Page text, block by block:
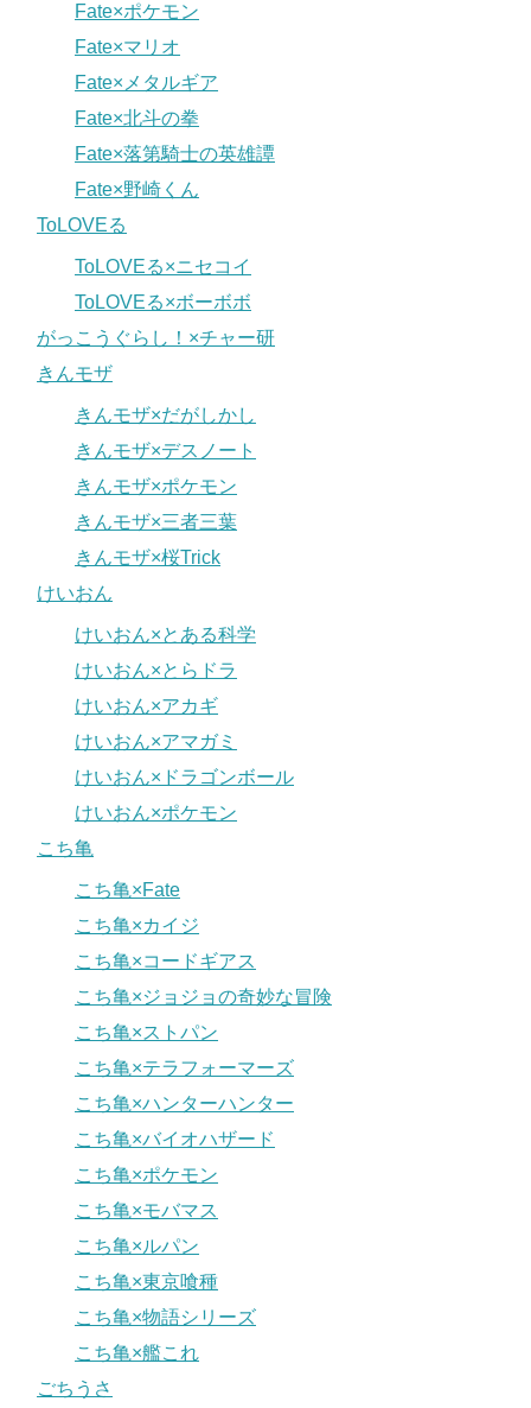
Fate×ポケモン
Fate×マリオ
Fate×メタルギア
Fate×北斗の拳
Fate×落第騎士の英雄譚
Fate×野崎くん
ToLOVEる
ToLOVEる×ニセコイ
ToLOVEる×ボーボボ
がっこうぐらし！×チャー研
きんモザ
きんモザ×だがしかし
きんモザ×デスノート
きんモザ×ポケモン
きんモザ×三者三葉
きんモザ×桜Trick
けいおん
けいおん×とある科学
けいおん×とらドラ
けいおん×アカギ
けいおん×アマガミ
けいおん×ドラゴンボール
けいおん×ポケモン
こち亀
こち亀×Fate
こち亀×カイジ
こち亀×コードギアス
こち亀×ジョジョの奇妙な冒険
こち亀×ストパン
こち亀×テラフォーマーズ
こち亀×ハンターハンター
こち亀×バイオハザード
こち亀×ポケモン
こち亀×モバマス
こち亀×ルパン
こち亀×東京喰種
こち亀×物語シリーズ
こち亀×艦これ
ごちうさ